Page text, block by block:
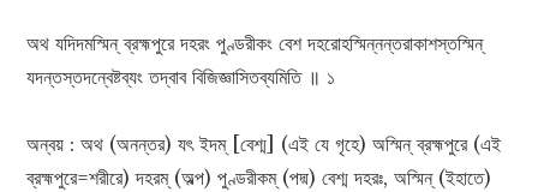
অথ যদিদমস্মিন্ ব্রহ্মপুরে দহরং পুণ্ডরীকং বেশ দহরোহস্মিন্নন্তরাকাশস্তস্মিন্
যদন্তস্তদন্বেষ্টব্যং তদ্বাব বিজিজ্ঞাসিতব্যমিতি ॥ ১
অন্বয় : অথ (অনন্তর) যৎ ইদম্ [বেশ্ম] (এই যে গৃহে) অস্মিন্ ব্রহ্মপুরে (এই
ব্রহ্মপুরে=শরীরে) দহরম্ (অল্প) পুণ্ডরীকম্ (পদ্ম) বেশ্ম দহরঃ, অস্মিন্ (ইহাতে)